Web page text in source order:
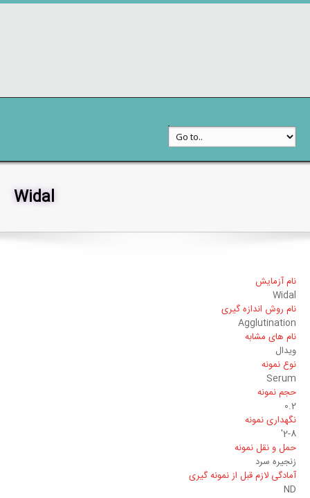
Widal
نام آزمایش
Widal
نام روش اندازه گیری
Agglutination
نام های مشابه
ويدال
نوع نمونه
Serum
حجم نمونه
0.2
نگهداری نمونه
2-8'
حمل و نقل نمونه
زنجيره سرد
آمادگی لازم قبل از نمونه گیری
ND